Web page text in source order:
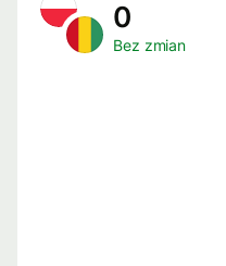
0
Bez zmian